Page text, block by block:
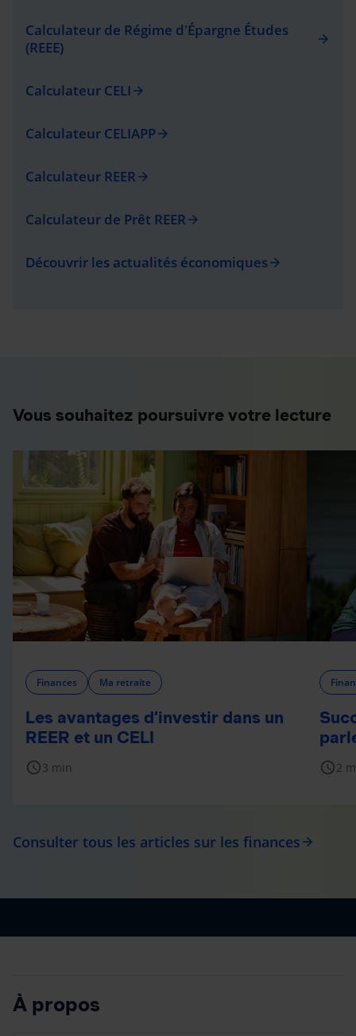
Calculateur de Régime d'Épargne Études
(REEE)
arrow_forward
Calculateur CELI arrow_forward
Calculateur CELIAPParrow_forward
Calculateur REER arrow_forward
Calculateur de Prêt REER arrow_forward
Découvrir les actualités économiquesarrow_forward
Vous souhaitez poursuivre votre lecture
Finances Ma retraite
Les avantages d’investir dans un
REER et un CELI
schedule3 min schedule2
Consulter tous les articles sur les finances arrow_forward
À propos